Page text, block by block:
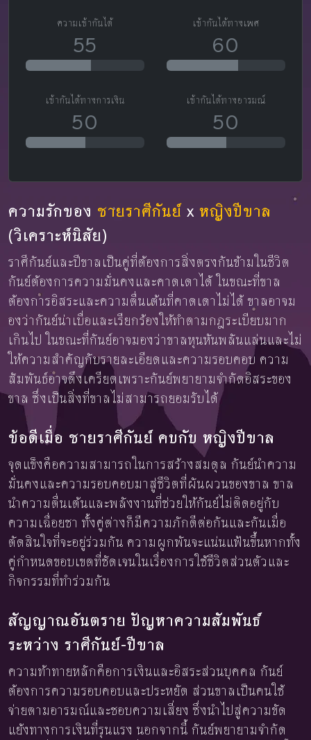
ความเข้ากันได้
55
เข้ากันได้ทางเพศ
60
เข้ากันได้ทางการเงิน
50
เข้ากันได้ทางอารมณ์
50
ความรักของ ชายราศีกันย์ x หญิงปีขาล
(วิเคราะห์นิสัย)
ราศีกันย์และปีขาลเป็นคู่ที่ต้องการสิ่งตรงกันข้ามในชีวิต
กันย์ต้องการความมั่นคงและคาดเดาได้ ในขณะที่ขาล
ต้องการอิสระและความตื่นเต้นที่คาดเดาไม่ได้ ขาลอาจม
องว่ากันย์น่าเบื่อและเรียกร้องให้ทำตามกฎระเบียบมาก
เกินไป ในขณะที่กันย์อาจมองว่าขาลหุนหันพลันแล่นและไม่
ให้ความสำคัญกับรายละเอียดและความรอบคอบ ความ
สัมพันธ์อาจตึงเครียดเพราะกันย์พยายามจำกัดอิสระของ
ขาล ซึ่งเป็นสิ่งที่ขาลไม่สามารถยอมรับได้
ข้อดีเมื่อ ชายราศีกันย์ คบกับ หญิงปีขาล
จุดแข็งคือความสามารถในการสร้างสมดุล กันย์นำความ
มั่นคงและความรอบคอบมาสู่ชีวิตที่ผันผวนของขาล ขาล
นำความตื่นเต้นและพลังงานที่ช่วยให้กันย์ไม่ติดอยู่กับ
ความเฉื่อยชา ทั้งคู่ต่างก็มีความภักดีต่อกันและกันเมื่อ
ตัดสินใจที่จะอยู่ร่วมกัน ความผูกพันจะแน่นแฟ้นขึ้นหากทั้ง
คู่กำหนดขอบเขตที่ชัดเจนในเรื่องการใช้ชีวิตส่วนตัวและ
กิจกรรมที่ทำร่วมกัน
สัญญาณอันตราย ปัญหาความสัมพันธ์
ระหว่าง ราศีกันย์-ปีขาล
ความท้าทายหลักคือการเงินและอิสระส่วนบุคคล กันย์
ต้องการความรอบคอบและประหยัด ส่วนขาลเป็นคนใช้
จ่ายตามอารมณ์และชอบความเสี่ยง ซึ่งนำไปสู่ความขัด
แย้งทางการเงินที่รุนแรง นอกจากนี้ กันย์พยายามจำกัด